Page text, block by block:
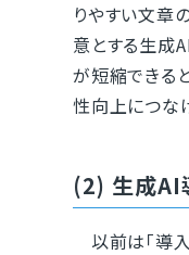
りやすい文章
意とする生成
が短縮できる
性向上につな
(2) 生成AI
以前は「導